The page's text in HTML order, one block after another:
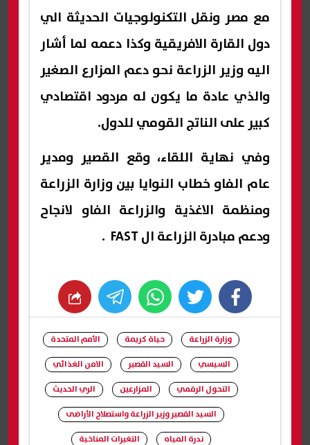
مع مصر ونقل التكنولوجيات الحديثة الي
دول القارة الافريقية وكذا دعمه لما أشار
اليه وزير الزراعة نحو دعم المزارع الصغير
والذي عادة ما يكون له مردود اقتصادي
كبير على الناتج القومي للدول.
وفي نهاية اللقاء، وقع القصير ومدير
عام الفاو خطاب النوايا بين وزارة الزراعة
ومنظمة الاغذية والزراعة الفاو لانجاح
ودعم مبادرة الزراعة ال FAST .
facebook
twitter
whats
وزارة الزراعة حياة كريمة
الأمم المتحدة
السيسي
السيد القصير
الامن الغذائي
التحول الرقمي
المزارعين
الري الحديث
السيد القصير وزير الزراعة واستصلاح الأراضى
ندرة المياه
التغيرات المناخية